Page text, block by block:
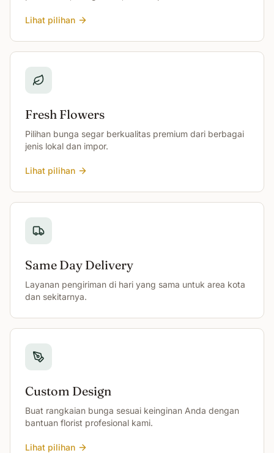
Lihat pilihan
Fresh Flowers
Pilihan bunga segar berkualitas premium dari berbagai
jenis lokal dan impor.
Lihat pilihan
Same Day Delivery
Layanan pengiriman di hari yang sama untuk area kota
dan sekitarnya.
Custom Design
Buat rangkaian bunga sesuai keinginan Anda dengan
bantuan florist profesional kami.
Lihat pilihan